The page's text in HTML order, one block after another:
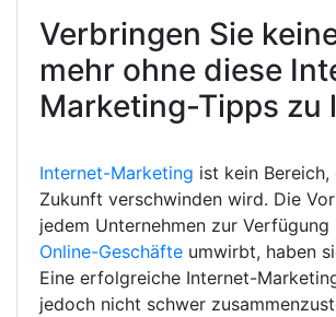
Verbringen Sie
mehr ohne diese
Marketing-Tipps zu
Internet-Marketing ist kein Bereich,
Zukunft verschwinden wird. Die
jedem Unternehmen zur Verfügung
Online-Geschäfte umwirbt, haben
Eine erfolgreiche Internet-
jedoch nicht schwer